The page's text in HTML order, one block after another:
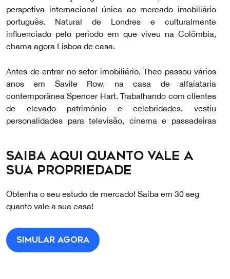
perspetiva internacional única ao mercado imobiliário
português. Natural de Londres e culturalmente
influenciado pelo período em que viveu na Colômbia,
chama agora Lisboa de casa.
Antes de entrar no setor imobiliário, Theo passou vários
anos em Savile Row, na casa de alfaiataria
contemporânea Spencer Hart. Trabalhando com clientes
de elevado património e celebridades, vestiu
personalidades para televisão, cinema e passadeiras
do nível de serviço exigido quando as expectativas são
elevadas.
Paralelamente ao seu trabalho em alfaiataria, Theo
dedicou-se durante vários anos à fotografia de belas-
toda a Europa. Este percurso confere-lhe um sentido
apurado de estética e a capacidade de reconhecer o
Saiba aqui quanto vale a
sua propriedade
Obtenha o seu estudo de mercado! Saiba em 30 seg
quanto vale a sua casa!
Simular agora